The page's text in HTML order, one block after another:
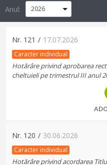
Anul:
Nr. 121 / 17.07.2026
Caracter individual
Hotărâre privind aprobarea
cheltuieli pe trimestrul III anul
Nr. 120 / 30.06.2026
Caracter individual
Hotărâre privind acordarea